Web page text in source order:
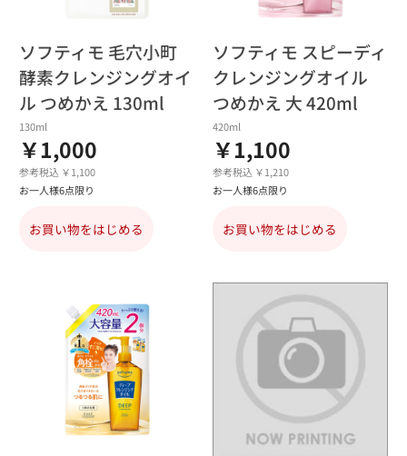
ソフティモ 毛穴小町
酵素クレンジングオイ
ル つめかえ 130ml
130ml
￥1,000
参考税込 ￥1,100
お一人様6点限り
お買い物をはじめる
ソフティモ スピーディ
クレンジングオイル
つめかえ 大 420ml
420ml
￥1,100
参考税込 ￥1,210
お一人様6点限り
お買い物をはじめる